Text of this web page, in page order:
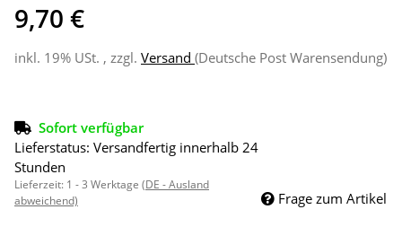
9,70 €
inkl. 19% USt. , zzgl. Versand (Deutsche Post Warensendung)
Sofort verfügbar
Lieferstatus: Versandfertig innerhalb 24
Stunden
Lieferzeit: 1 - 3 Werktage (DE - Ausland
abweichend)
Frage zum Artikel